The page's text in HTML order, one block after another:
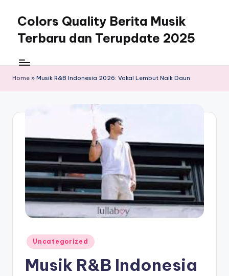
content
Colors Quality Berita Musik
Terbaru dan Terupdate 2025
Home » Musik R&B Indonesia 2026: Vokal Lembut Naik Daun
Posted
in
Uncategorized
Musik R&B Indonesia